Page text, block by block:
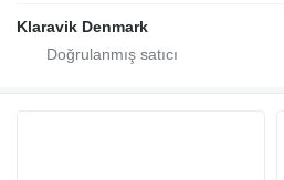
Klaravik Denmark